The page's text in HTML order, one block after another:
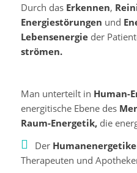
Durch das Erkennen,
Energiestörungen und
Lebensenergieder
strömen.
Man unterteilt in Human-
energitische Ebene des
Raum-Energetik,die
Der
Therapeuten und